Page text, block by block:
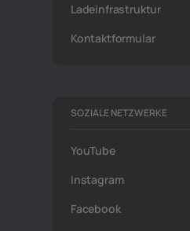
Ladeinfrastruktur
Kontaktformular
SOZIALE NETZWERKE
YouTube
Instagram
Facebook